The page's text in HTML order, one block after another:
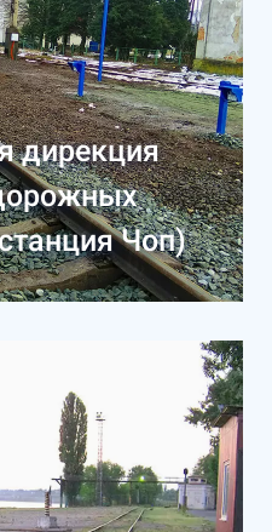
дирекция
Чоп)